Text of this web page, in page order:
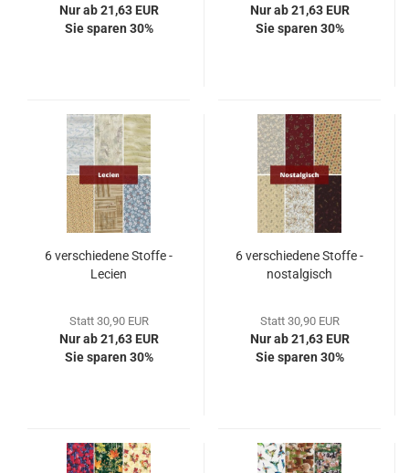
Nur ab 21,63 EUR
Sie sparen 30%
Nur ab 21,63 EUR
Sie sparen 30%
6 verschiedene Stoffe -
Lecien
Statt 30,90 EUR
Nur ab 21,63 EUR
Sie sparen 30%
6 verschiedene Stoffe -
nostalgisch
Statt 30,90 EUR
Nur ab 21,63 EUR
Sie sparen 30%